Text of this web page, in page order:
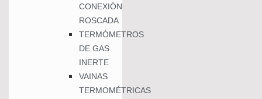
CONEXIÓN
ROSCADA
TERMÓMETROS
DE GAS
INERTE
VAINAS
TERMOMÉTRICAS